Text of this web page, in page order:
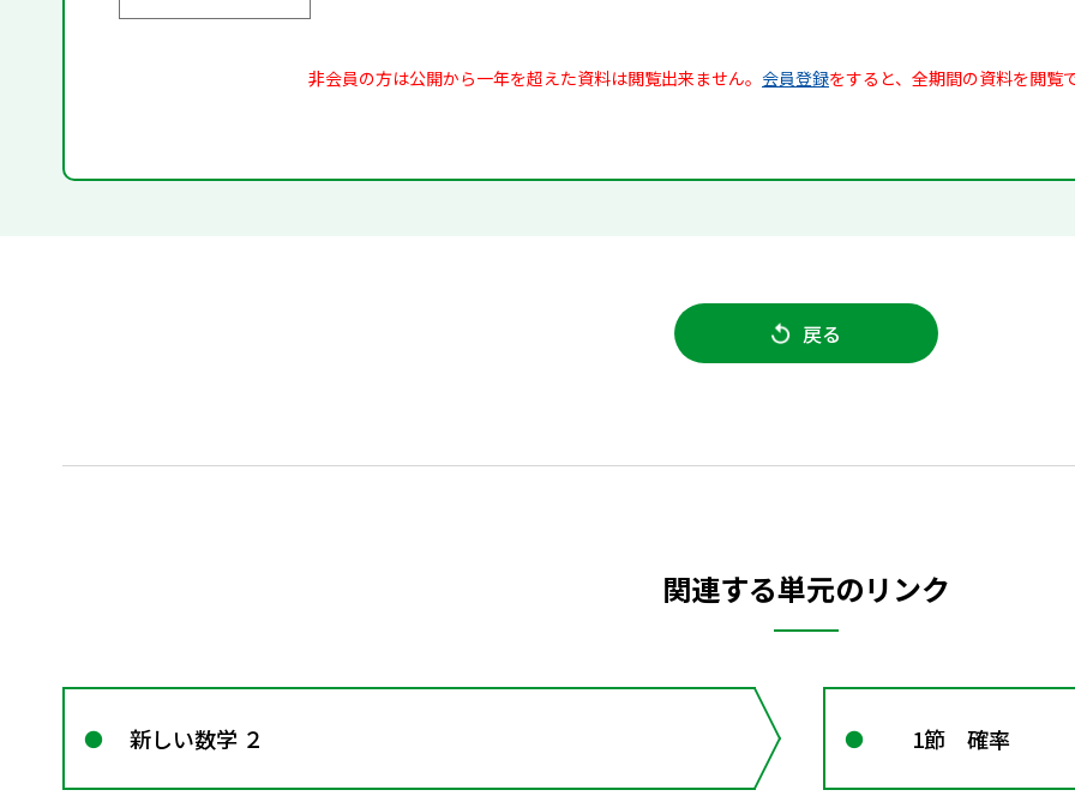
非会員の方は公開から一年を超えた資料は閲覧出来ません。 会員登録をすると、全期間の資料を閲覧
戻る
関連する単元のリンク
新しい数学 ２ 1節 確率